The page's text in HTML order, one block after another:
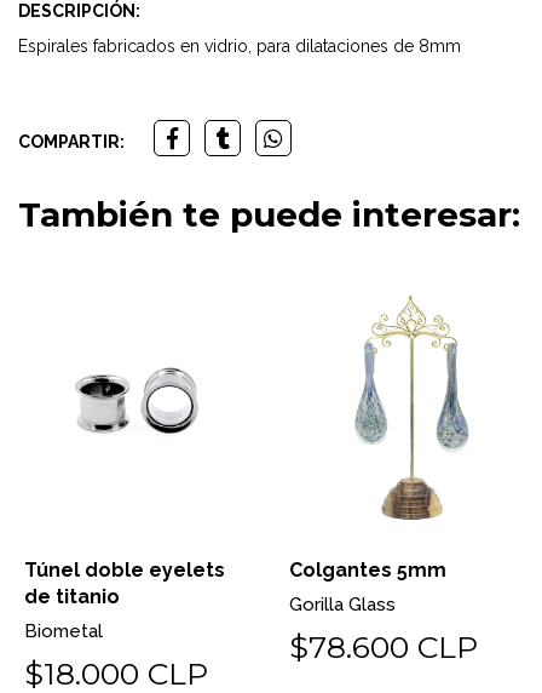
DESCRIPCIÓN:
Espirales fabricados en vidrio, para dilataciones de 8mm
COMPARTIR:
También te puede interesar:
Túnel doble eyelets
de titanio
Biometal
$18.000 CLP
Colgantes 5mm
Gorilla Glass
$78.600 CLP